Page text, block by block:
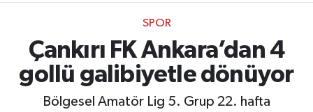
SPOR
Çankırı FK Ankara’dan 4
gollü galibiyetle dönüyor
Bölgesel Amatör Lig 5. Grup 22. hafta
EKONOMİ
SAĞLIK
Trafik Durumu
Süper Lig Puan Durumu ve Fikstür